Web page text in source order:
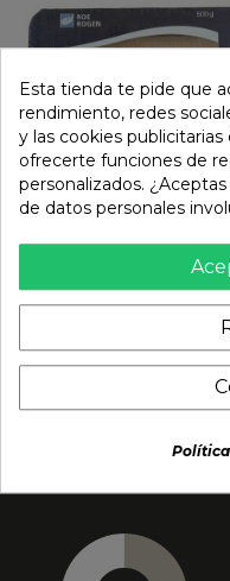
Huevas Tobikko Pez
Volador Gold
MARKET) 500g
Esta tienda te pide que
rendimiento, redes
y las cookies
ofrecerte funciones de
personalizados.
de datos personales